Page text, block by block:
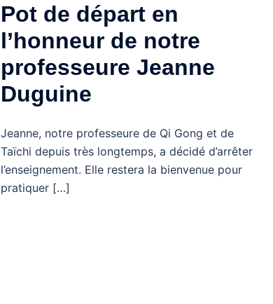
Pot de départ en
l’honneur de notre
professeure Jeanne
Duguine
Jeanne, notre professeure de Qi Gong et de
Taïchi depuis très longtemps, a décidé d’arrêter
l’enseignement. Elle restera la bienvenue pour
pratiquer […]